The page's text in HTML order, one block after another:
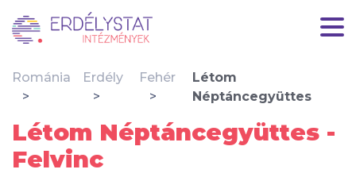
Románia Erdély Fehér
Létom
Néptáncegyüttes
Létom Néptáncegyüttes -
Felvinc